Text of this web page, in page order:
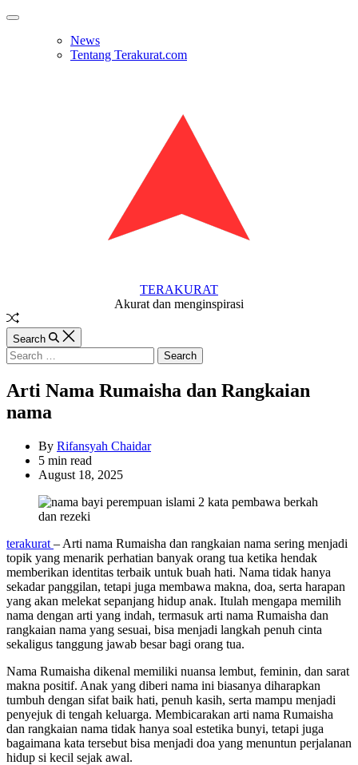
Skip
Off
News
Tentang Terakurat.com
TERAKURAT
Akurat dan menginspirasi
Random
Article
Search
Search
for:
Arti Nama Rumaisha dan Rangkaian
nama
By Rifansyah Chaidar
Estimated
read
5 min read
August 18, 2025
terakurat – Arti nama Rumaisha dan rangkaian nama sering menjadi
topik yang menarik perhatian banyak orang tua ketika hendak
memberikan identitas terbaik untuk buah hati. Nama tidak hanya
sekadar panggilan, tetapi juga membawa makna, doa, serta harapan
yang akan melekat sepanjang hidup anak. Itulah mengapa memilih
nama dengan arti yang indah, termasuk arti nama Rumaisha dan
rangkaian nama yang sesuai, bisa menjadi langkah penuh cinta
sekaligus tanggung jawab besar bagi orang tua.
Nama Rumaisha dikenal memiliki nuansa lembut, feminin, dan sarat
makna positif. Anak yang diberi nama ini biasanya diharapkan
tumbuh dengan sifat baik hati, penuh kasih, serta mampu menjadi
penyejuk di tengah keluarga. Membicarakan arti nama Rumaisha
dan rangkaian nama tidak hanya soal estetika bunyi, tetapi juga
bagaimana kata tersebut bisa menjadi doa yang menuntun perjalanan
hidup si kecil sejak awal.